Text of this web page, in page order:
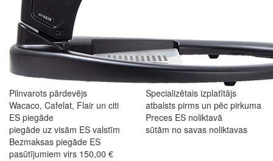
Pilnvarots pārdevējs
Wacaco, Cafelat, Flair un citi
Specializētais izplatītājs
atbalsts pirms un pēc pirkuma
ES piegāde
piegāde uz visām ES valstīm
Preces ES noliktavā
sūtām no savas noliktavas
Bezmaksas piegāde ES
pasūtījumiem virs 150,00 €